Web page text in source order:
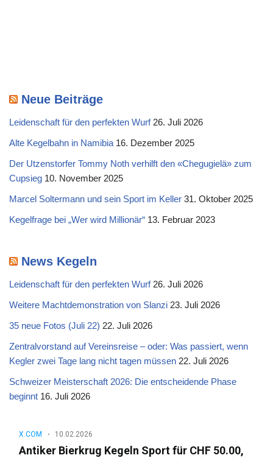
Neue Beiträge
Leidenschaft für den perfekten Wurf 26. Juli 2026
Alte Kegelbahn in Namibia 16. Dezember 2025
Der Utzenstorfer Tommy Noth verhilft den «Chegugielä» zum
Cupsieg 10. November 2025
Marcel Soltermann und sein Sport im Keller 31. Oktober 2025
Kegelfrage bei „Wer wird Millionär“ 13. Februar 2023
News Kegeln
Leidenschaft für den perfekten Wurf 26. Juli 2026
Weitere Machtdemonstration von Slanzi 23. Juli 2026
35 neue Fotos (Juli 22) 22. Juli 2026
Zentralvorstand auf Vereinsreise – oder: Was passiert, wenn
Kegler zwei Tage lang nicht tagen müssen 22. Juli 2026
Schweizer Meisterschaft 2026: Die entscheidende Phase
beginnt 16. Juli 2026